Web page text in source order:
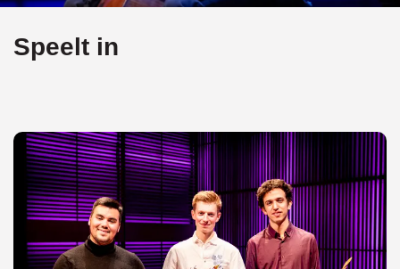
Speelt in